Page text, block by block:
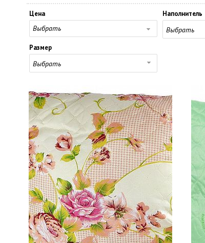
Цена
Выбрать
Наполнитель
Выбрать
Размер
Выбрать